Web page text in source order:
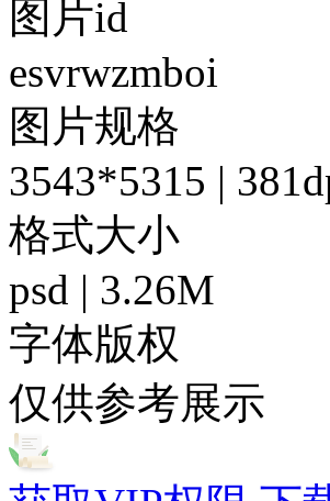
图片id
esvrwzmboi
图片规格
3543*5315 |
格式大小
psd | 3.26M
字体版权
仅供参考展示